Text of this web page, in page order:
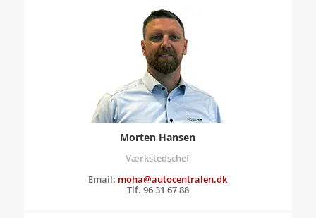
Morten Hansen
Værkstedschef
Email: moha@autocentralen.dk
Tlf. 96 31 67 88